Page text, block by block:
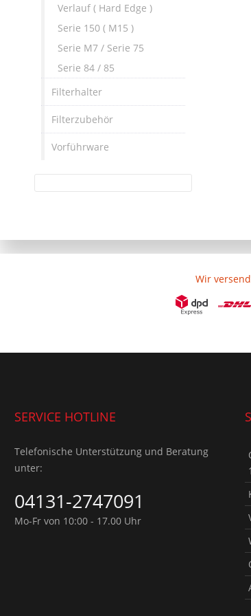
Verlauf ( Hard Edge )
Serie 150 ( M15 )
Serie M7 / Serie 75
Serie 84 / 85
Filterhalter
Filterzubehör
Vorführware
Wir
SERVICE HOTLINE
Telefonische Unterstützung und Beratung
unter:
04131-2747091
Mo-Fr von 10:00 - 17.00 Uhr